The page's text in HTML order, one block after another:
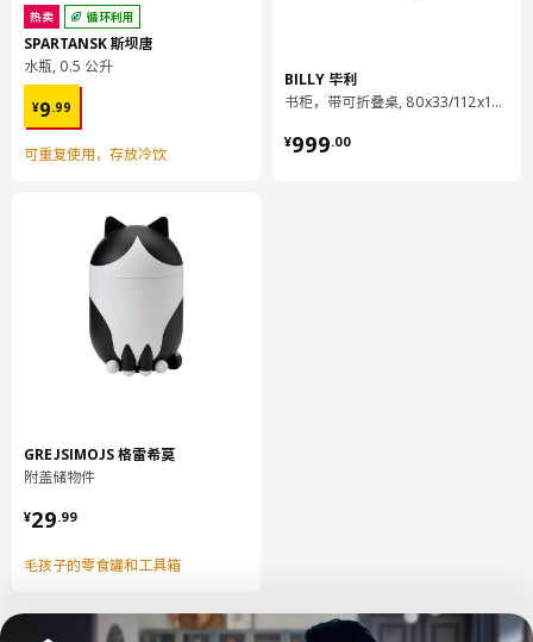
热卖 循环利用
SPARTANSK 斯坝唐
水瓶, 0.5 公升
¥9.99
¥ 9.99
可重复使用，存放冷饮
GREJSIMOJS 格雷希莫
附盖储物件
¥29.99
¥ 29.99
毛孩子的零食罐和工具箱
BILLY 毕利
书柜，带可折叠桌, 80x33/112x106 厘米
¥999.00
¥ 999.00